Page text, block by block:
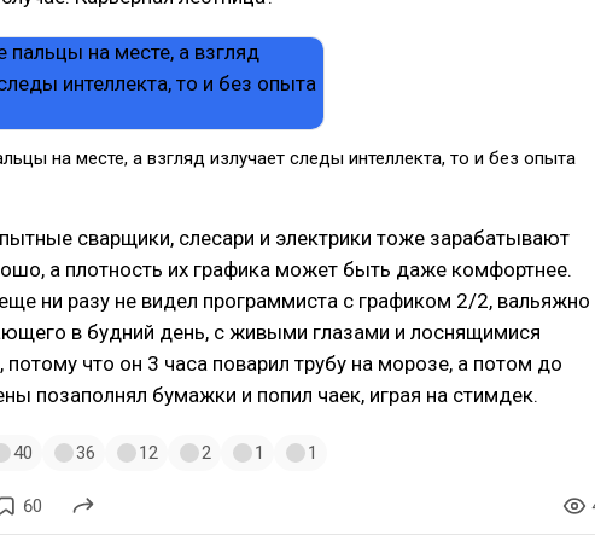
на месте, а взгляд излучает следы интеллекта, то и без опыта
сварщики, слесари и электрики тоже зарабатывают
а плотность их графика может быть даже комфортнее.
ни разу не видел программиста с графиком 2/2, вальяжно
в будний день, с живыми глазами и лоснящимися
потому что он 3 часа поварил трубу на морозе, а потом до
позаполнял бумажки и попил чаек, играя на стимдек.
40 36 12 2 1 1
60